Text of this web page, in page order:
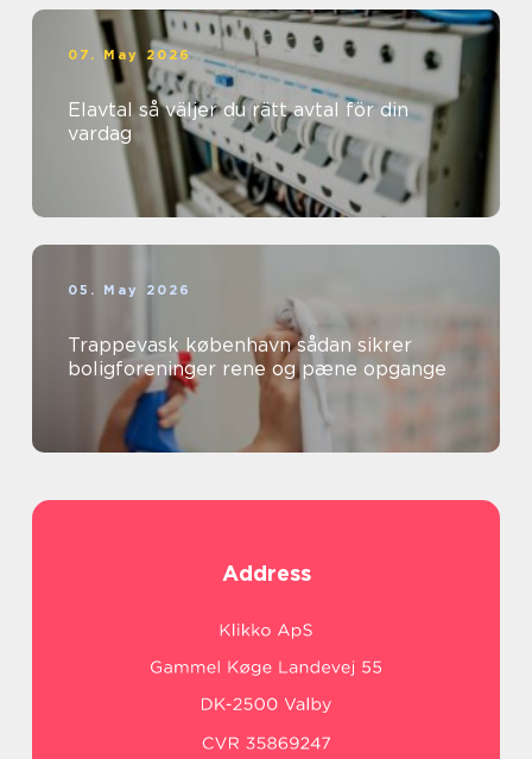
07. May 2026
Elavtal så väljer du rätt avtal för din
vardag
05. May 2026
Trappevask københavn sådan sikrer
boligforeninger rene og pæne opgange
Address